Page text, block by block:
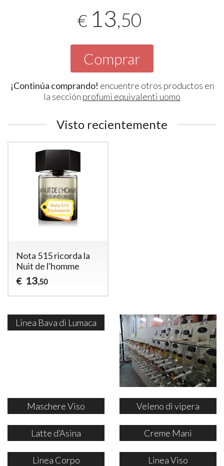
€ 13,50
Comprar
¡Continúa comprando! encuentre otros productos en
la sección profumi equivalenti uomo
Visto recientemente
Nota 515 ricorda la
Nuit de l'homme
€ 13,50
Linea Bava di Lumaca
Maschere Viso Veleno di vipera
Latte d’Asina Creme Mani
Linea Corpo Linea Viso